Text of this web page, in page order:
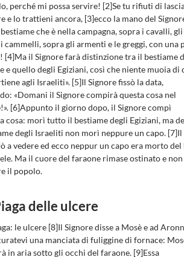
perché mi possa servire! [2]Se tu rifiuti di
e lo trattieni ancora, [3]ecco la mano del
che è nella campagna, sopra i cavalli, gli
cammelli, sopra gli armenti e le greggi, con una
[4]Ma il Signore farà distinzione tra il bestiame
e quello degli Egiziani, così che niente muoia di
agli Israeliti». [5]Il Signore fissò la data,
«Domani il Signore compirà questa cosa nel
[6]Appunto il giorno dopo, il Signore compì
cosa: morì tutto il bestiame degli Egiziani, ma
degli Israeliti non morì neppure un capo.
a vedere ed ecco neppur un capo era morto del
Ma il cuore del faraone rimase ostinato e
il popolo.
delle ulcere
le ulcere [8]Il Signore disse a Mosè e ad
una manciata di fuliggine di fornace:
in aria sotto gli occhi del faraone. [9]Essa